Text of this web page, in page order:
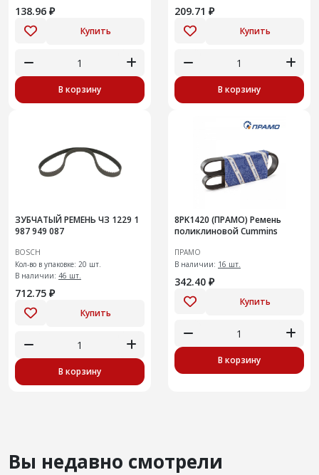
138.96 ₽
Купить
В корзину
209.71 ₽
Купить
В корзину
ЗУБЧАТЫЙ РЕМЕНЬ ЧЗ 1229 1
987 949 087
BOSCH
Кол-во в упаковке: 20 шт.
В наличии: 46 шт.
712.75 ₽
Купить
В корзину
8PK1420 (ПРАМО) Ремень
поликлиновой Cummins
ПРАМО
В наличии: 16 шт.
342.40 ₽
Купить
В корзину
Вы недавно смотрели